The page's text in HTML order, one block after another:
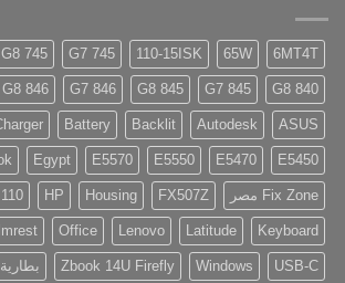
6MT4T
65W
110-15ISK
745 G7
745 G8
840 G8
845 G7
845 G8
846 G7
846 G8
ASUS
Autodesk
Backlit
Battery
E5450
E5470
E5550
E5570
Egypt
Fix Zone مصر FX507Z
Housing
HP
Keyboard
Latitude
Lenovo
Office
USB-C
Windows
Zbook 14U Firefly بطارية